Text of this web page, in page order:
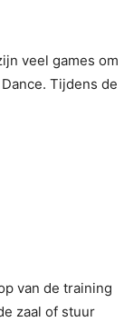
veel games om
Tijdens de
van de training
zaal of stuur